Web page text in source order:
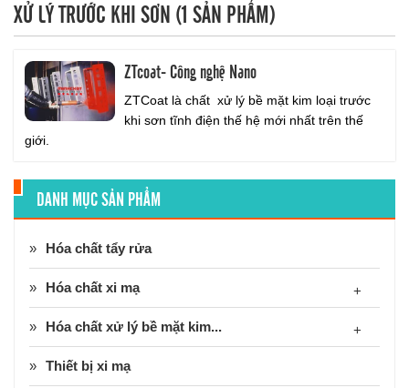
v
a
t
n
XỬ LÝ TRƯỚC KHI SƠN (1 SẢN PHẨM)
ZTcoat- Công nghệ Nano
ZTCoat là chất xử lý bề mặt kim loại trước
khi sơn tĩnh điện thế hệ mới nhất trên thế
giới.
DANH MỤC SẢN PHẨM
Hóa chất tẩy rửa
Hóa chất xi mạ +
Hóa chất xử lý bề mặt kim... +
Thiết bị xi mạ